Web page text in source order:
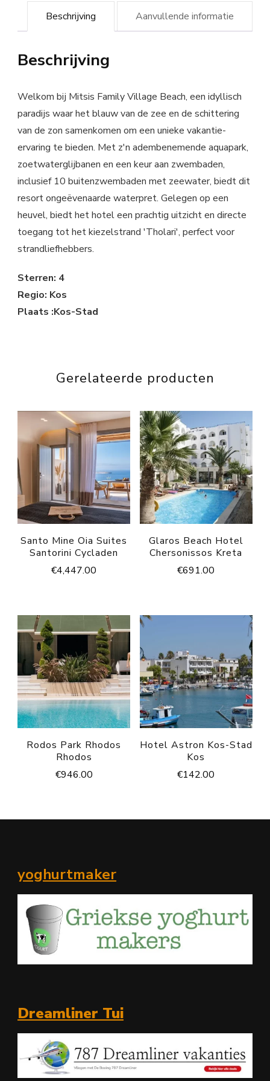
Beschrijving Aanvullende informatie
Beschrijving
Welkom bij Mitsis Family Village Beach, een idyllisch
paradijs waar het blauw van de zee en de schittering
van de zon samenkomen om een unieke vakantie-
ervaring te bieden. Met z'n adembenemende aquapark,
zoetwaterglijbanen en een keur aan zwembaden,
inclusief 10 buitenzwembaden met zeewater, biedt dit
resort ongeëvenaarde waterpret. Gelegen op een
heuvel, biedt het hotel een prachtig uitzicht en directe
toegang tot het kiezelstrand 'Tholari', perfect voor
strandliefhebbers.
Sterren: 4
Regio: Kos
Plaats :Kos-Stad
Gerelateerde producten
Santo Mine Oia Suites
Santorini Cycladen
€4,447.00
Glaros Beach Hotel
Chersonissos Kreta
€691.00
Rodos Park Rhodos
Rhodos
€946.00
Hotel Astron Kos-Stad
Kos
€142.00
yoghurtmaker
Dreamliner Tui